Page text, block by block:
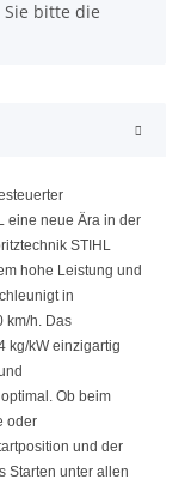
bitte die
eine neue Ära in der
STIHL
hohe Leistung und
in
km/h. Das
kg/kW einzigartig
Ob beim
oder
und der
Starten unter allen